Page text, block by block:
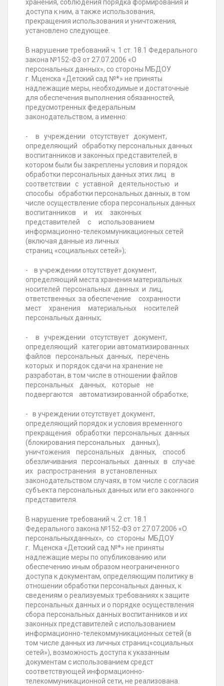
хранения, соблюдения порядка формирования и
доступа к ним, а также использования,
прекращения использования и уничтожения,
установлено следующее.
В нарушение требований ч. 1 ст. 18.1 Федерального
закона №152-ФЗ от 27.07.2006 «О
персональных данных», со стороны МБДОУ
г. Мценска «Детский сад №*» не приняты
надлежащие меры, необходимые и достаточные
для обеспечения выполнения обязанностей,
предусмотренных федеральным
законодательством, а именно:
- в учреждении отсутствует документ,
определяющий обработку персональных данных
воспитанников и законных представителей, в
котором были бы закреплены условия и порядок
обработки персональных данных этих лиц в
соответствии с уставной деятельностью и
способы обработки персональных данных, в том
числе осуществление сбора персональных данных
воспитанников и их законных
представителей с использованием
информационно-телекоммуникационных сетей
(включая данные из личных
страниц «социальных сетей»);
- в учреждении отсутствует документ,
определяющий места хранения материальных
носителей персональных данных и лиц,
ответственных за обеспечение сохранности
мест хранения материальных носителей
персональных данных;
- в учреждении отсутствует документ,
определяющий категории автоматизированных
файлов персональных данных, перечень
которых и порядок сдачи на хранение не
разработан, в том числе в отношении файлов
персональных данных, которые не
подвергаются автоматизированной обработке;
- в учреждении отсутствует документ,
определяющий порядок и условия временного
прекращения обработки персональных данных
(блокирования персональных данных),
уничтожения персональных данных, способ
обезличивания персональных данных в случае
их распространения в установленных
законодательством случаях, в том числе с согласия
субъекта персональных данных или его законного
представителя.
В нарушение требований ч. 2 ст. 18.1
Федерального закона №152-ФЗ от 27.07.2006 «О
персональныхданных», со стороны МБДОУ
г. Мценска «Детский сад №*» не приняты
надлежащие меры по опубликованию или
обеспечению иным образом неограниченного
доступа к документам, определяющим политику в
отношении обработки персональных данных, к
сведениям о реализуемых требованиях к защите
персональных данных и о порядке осуществления
сбора персональных данных воспитанников и их
законных представителей с использованием
информационно-телекоммуникационных сетей (в
том числе данных из личных страниц«социальных
сетей»), возможность доступа к указанным
документам с использованием средст
соответствующей информационно-
телекоммуникационной сети, не реализована.